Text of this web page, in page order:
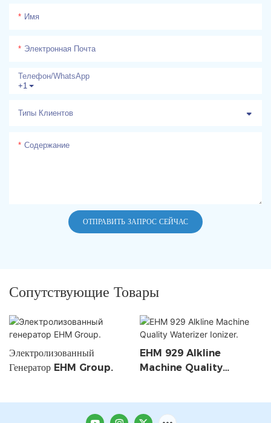
Имя
Электронная Почта
+1
Телефон/WhatsApp
Типы Клиентов
Содержание
ОТПРАВИТЬ ЗАПРОС СЕЙЧАС
Сопутствующие Товары
Электролизованный
Генератор EHM Group.
EHM 929 Alkline
Machine Quality